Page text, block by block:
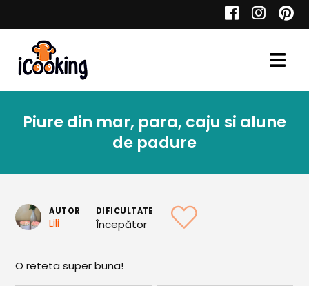
Retete
Toate Reţetele
Aperitive Calde
Piure din mar, para, caju si alune
de padure
AUTOR
Lili
DIFICULTATE
Începător
O reteta super buna!